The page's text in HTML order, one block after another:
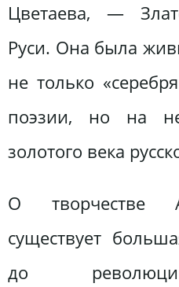
Цветаева, —
Руси. Она была
не только
поэзии, но на
золотого века
О творчестве
существует
до